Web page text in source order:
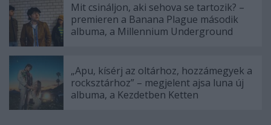
Mit csináljon, aki sehova se tartozik? –
premieren a Banana Plague második
albuma, a Millennium Underground
„Apu, kísérj az oltárhoz, hozzámegyek a
rocksztárhoz” – megjelent ajsa luna új
albuma, a Kezdetben Ketten